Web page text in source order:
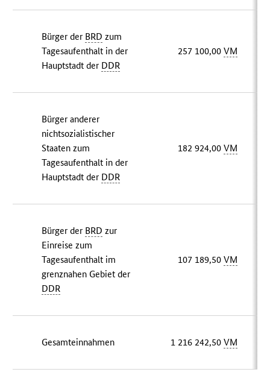
Bürger der BRD zum
Tagesaufenthalt in der
Hauptstadt der DDR
257 100,00VM
Bürger anderer
nichtsozialistischer
Staaten zum
Tagesaufenthalt in der
Hauptstadt der DDR
182 924,00VM
Bürger der BRD zur
Einreise zum
Tagesaufenthalt im
grenznahen Gebiet der
DDR
107 189,50VM
Gesamteinnahmen 1 216 242,50VM